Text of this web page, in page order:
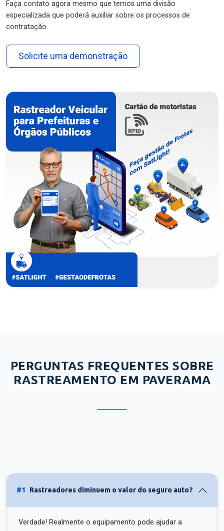
Faça contato agora mesmo que temos uma divisão
especializada que poderá auxiliar sobre os processos de
contratação.
Solicite uma demonstração
PERGUNTAS FREQUENTES SOBRE
RASTREAMENTO EM PAVERAMA
#1 Rastreadores diminuem o valor do seguro auto?
Verdade! Realmente o equipamento pode ajudar a